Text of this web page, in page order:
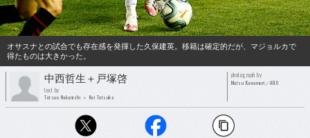
オサスナとの試合でも存在感を発揮した久保建英。移籍は確定的だが、マジョルカで
得たものは大きかった。
中西哲生＋戸塚啓
text by
Tetsuo Nakanishi ＋ Kei Totsuka
photograph by
Mutsu Kawamori／AFLO